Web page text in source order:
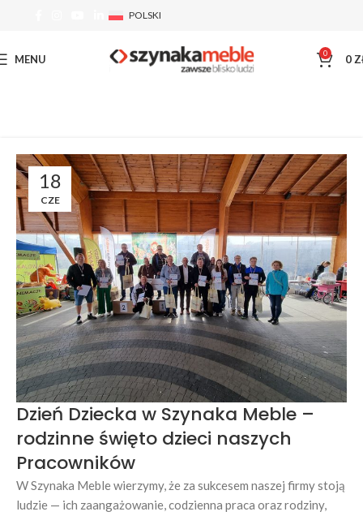
POLSKI
MENU 0 0
18
CZE
Dzień Dziecka w Szynaka Meble –
rodzinne święto dzieci naszych
Pracowników
W Szynaka Meble wierzymy, że za sukcesem naszej firmy stoją
ludzie — ich zaangażowanie, codzienna praca oraz rodziny,